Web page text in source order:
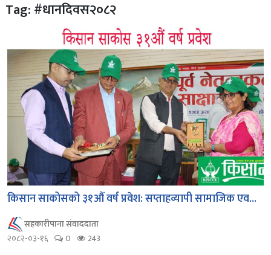
Tag: #धानदिवस२०८२
किसान साकोसको ३१औं वर्ष प्रवेश: सप्ताहव्यापी सामाजिक एव...
सहकारीपाना संवाददाता
२०८२-०३-१६
0 243